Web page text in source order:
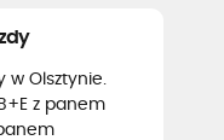
w Olsztynie.
z panem